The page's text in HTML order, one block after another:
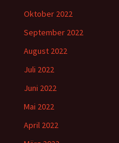
Oktober 2022
September 2022
August 2022
Juli 2022
Juni 2022
Mai 2022
April 2022